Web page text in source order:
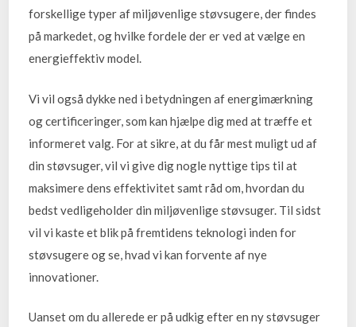
forskellige typer af miljøvenlige støvsugere, der findes
på markedet, og hvilke fordele der er ved at vælge en
energieffektiv model.
Vi vil også dykke ned i betydningen af energimærkning
og certificeringer, som kan hjælpe dig med at træffe et
informeret valg. For at sikre, at du får mest muligt ud af
din støvsuger, vil vi give dig nogle nyttige tips til at
maksimere dens effektivitet samt råd om, hvordan du
bedst vedligeholder din miljøvenlige støvsuger. Til sidst
vil vi kaste et blik på fremtidens teknologi inden for
støvsugere og se, hvad vi kan forvente af nye
innovationer.
Uanset om du allerede er på udkig efter en ny støvsuger